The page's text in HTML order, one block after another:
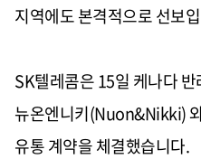
지역에도 본격적으로 선보
SK텔레콤은15일 케나다
뉴온엔니키(Nuon&Nikki)
유통 계약을 체결했습니다.